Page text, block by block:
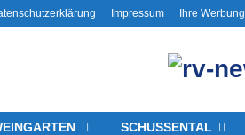
Impressum Ihre Werbung
SCHUSSENTAL